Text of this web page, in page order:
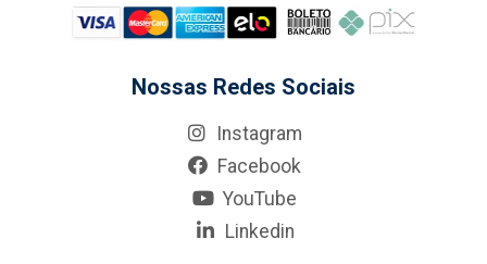
Nossas Redes Sociais
Instagram
Facebook
YouTube
Linkedin